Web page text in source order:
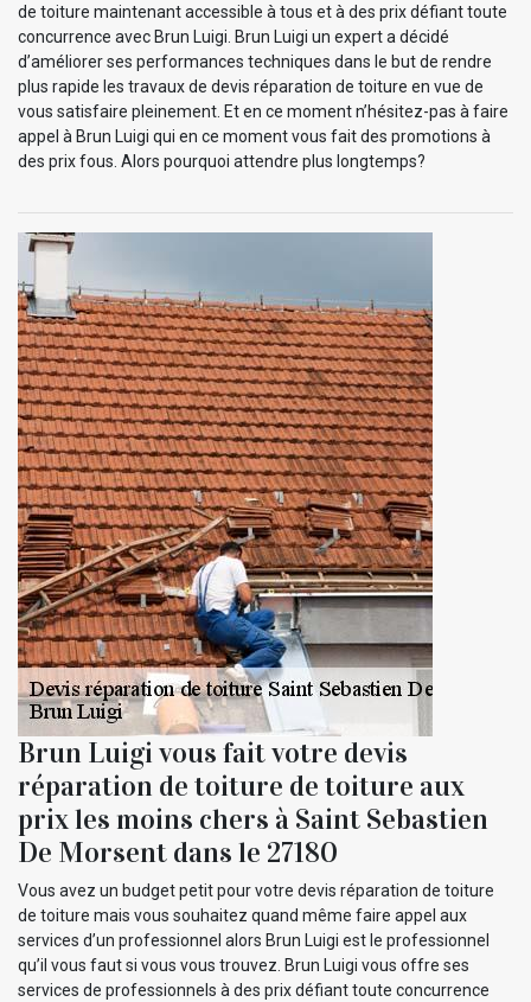
de toiture maintenant accessible à tous et à des prix défiant toute
concurrence avec Brun Luigi. Brun Luigi un expert a décidé
d’améliorer ses performances techniques dans le but de rendre
plus rapide les travaux de devis réparation de toiture en vue de
vous satisfaire pleinement. Et en ce moment n’hésitez-pas à faire
appel à Brun Luigi qui en ce moment vous fait des promotions à
des prix fous. Alors pourquoi attendre plus longtemps?
Brun Luigi vous fait votre devis
réparation de toiture de toiture aux
prix les moins chers à Saint Sebastien
De Morsent dans le 27180
Vous avez un budget petit pour votre devis réparation de toiture
de toiture mais vous souhaitez quand même faire appel aux
services d’un professionnel alors Brun Luigi est le professionnel
qu’il vous faut si vous vous trouvez. Brun Luigi vous offre ses
services de professionnels à des prix défiant toute concurrence